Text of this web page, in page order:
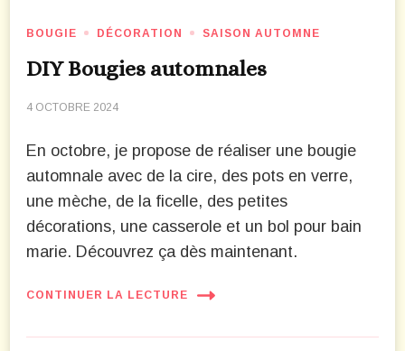
BOUGIE DÉCORATION SAISON AUTOMNE
DIY Bougies automnales
4 OCTOBRE 2024
En octobre, je propose de réaliser une bougie
automnale avec de la cire, des pots en verre,
une mèche, de la ficelle, des petites
décorations, une casserole et un bol pour bain
marie. Découvrez ça dès maintenant.
CONTINUER LA LECTURE